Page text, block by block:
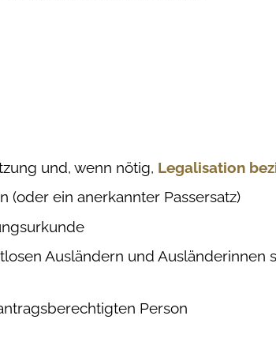
und, wenn nötig, Legalisation
(oder ein anerkannter Passersatz)
Ausländern und Ausländerinnen
Person